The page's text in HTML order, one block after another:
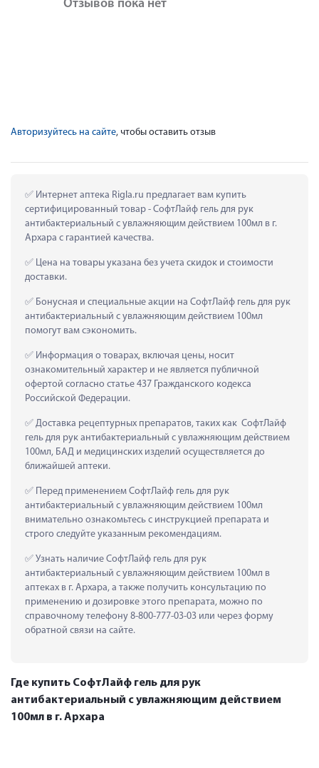
Отзывов пока нет
Авторизуйтесь на сайте, чтобы оставить отзыв
Интернет аптека Rigla.ru предлагает вам купить
сертифицированный товар - СофтЛайф гель для рук
антибактериальный с увлажняющим действием 100мл в г.
Архара с гарантией качества.
Цена на товары указана без учета скидок и стоимости
доставки.
Бонусная и специальные акции на СофтЛайф гель для рук
антибактериальный с увлажняющим действием 100мл
помогут вам сэкономить.
Информация о товарах, включая цены, носит
ознакомительный характер и не является публичной
офертой согласно статье 437 Гражданского кодекса
Российской Федерации.
Доставка рецептурных препаратов, таких как  СофтЛайф
гель для рук антибактериальный с увлажняющим действием
100мл, БАД и медицинских изделий осуществляется до
ближайшей аптеки.
Перед применением СофтЛайф гель для рук
антибактериальный с увлажняющим действием 100мл
внимательно ознакомьтесь с инструкцией препарата и
строго следуйте указанным рекомендациям.
Узнать наличие СофтЛайф гель для рук
антибактериальный с увлажняющим действием 100мл в
аптеках в г. Архара, а также получить консультацию по
применению и дозировке этого препарата, можно по
справочному телефону 8-800-777-03-03 или через форму
обратной связи на сайте.
Где купить СофтЛайф гель для рук
антибактериальный с увлажняющим действием
100мл в г. Архара